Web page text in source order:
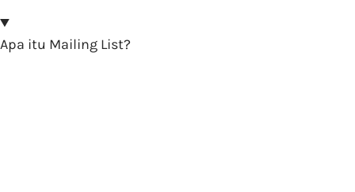
Apa itu Mailing List?